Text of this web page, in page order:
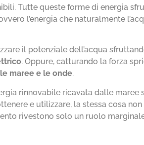
Tutte queste forme di energia
l’energia che naturalmente
il potenziale dell’acqua
. Oppure, catturando la forza
le maree e le onde.
rinnovabile ricavata dalle maree
e utilizzare, la stessa cosa
rivestono solo un ruolo